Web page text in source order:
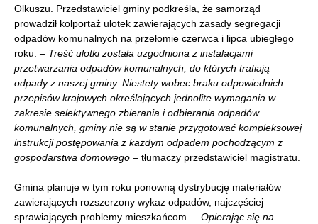
Olkuszu. Przedstawiciel gminy podkreśla, że samorząd
prowadził kolportaż ulotek zawierających zasady segregacji
odpadów komunalnych na przełomie czerwca i lipca ubiegłego
roku. – Treść ulotki została uzgodniona z instalacjami
przetwarzania odpadów komunalnych, do których trafiają
odpady z naszej gminy. Niestety wobec braku odpowiednich
przepisów krajowych określających jednolite wymagania w
zakresie selektywnego zbierania i odbierania odpadów
komunalnych, gminy nie są w stanie przygotować kompleksowej
instrukcji postępowania z każdym odpadem pochodzącym z
gospodarstwa domowego – tłumaczy przedstawiciel magistratu.
Gmina planuje w tym roku ponowną dystrybucję materiałów
zawierających rozszerzony wykaz odpadów, najczęściej
sprawiających problemy mieszkańcom . – Opierając się na